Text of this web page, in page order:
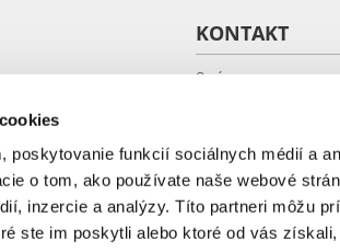
poskytovanie funkcií sociálnych médií a
o tom, ako používate naše webové
inzercie a analýzy. Títo partneri môžu
ste im poskytli alebo ktoré od vás
KONTAKT
O nás